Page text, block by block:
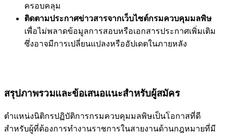
ครอบคลุม
ติดตามประกาศข่าวสารจากเว็บไซต์กรมควบคุมมลพิษ
เพื่อไม่พลาดข้อมูลการสอบหรือเอกสารประกาศเพิ่มเติม
ซึ่งอาจมีการเปลี่ยนแปลงหรืออัปเดตในภายหลัง
สรุปภาพรวมและข้อเสนอแนะสำหรับผู้สมัคร
ตำแหน่งนิติกรปฏิบัติการกรมควบคุมมลพิษเป็นโอกาสที่ดี
สำหรับผู้ที่ต้องการทำงานราชการในสายงานด้านกฎหมายที่มี